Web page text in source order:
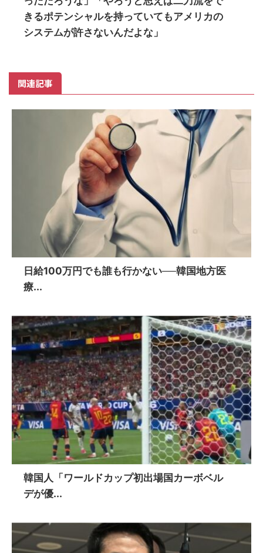
きるポテンシャルを持っていてもアメリカの
システムが許さないんだよな」
関連記事
日給100万円でも誰も行かない──韓国地方医
療...
韓国人「ワールドカップ初出場国カーボベル
デが優...